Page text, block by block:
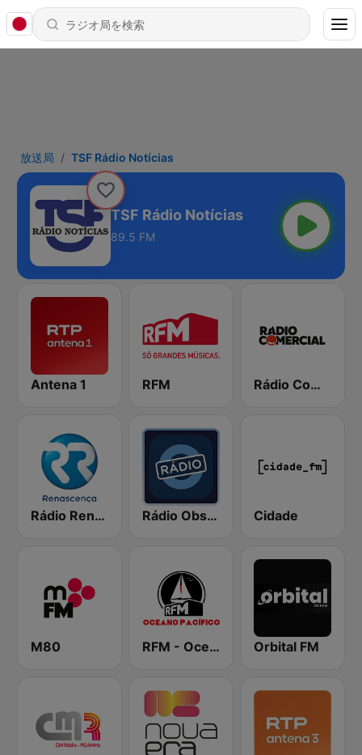
放送局 TSF Rádio Notícias
TSF Rádio Notícias
89.5 FM
Antena 1 RFM Rádio Comercial
Rádio Renascença Rádio Observador Cidade
M80 RFM - Oceano Pacífico Online Orbital FM